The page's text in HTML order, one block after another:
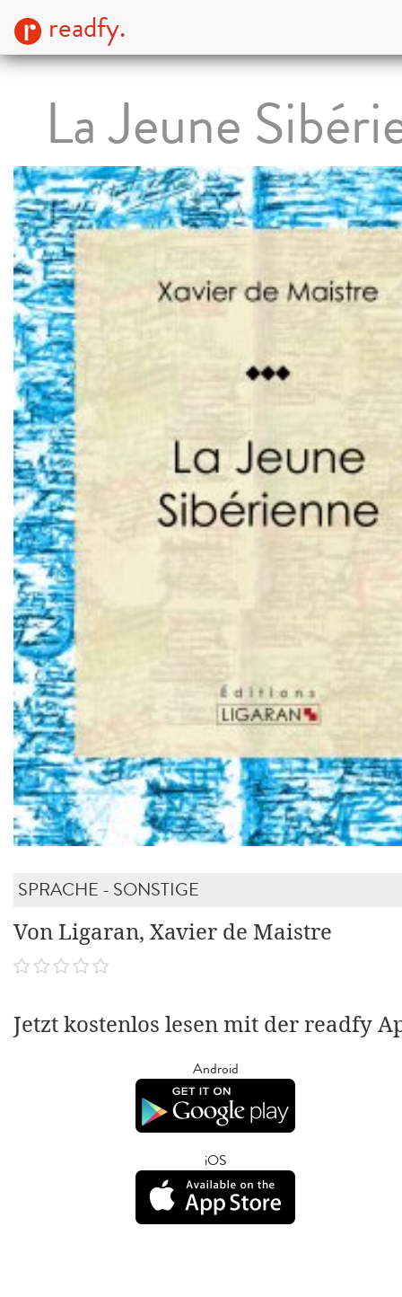
readfy.
La Jeune
SPRACHE - SONSTIGE
Von Ligaran, Xavier de Maistre
Jetzt kostenlos lesen mit der readfy
Android
iOS